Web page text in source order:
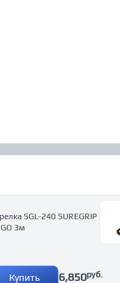
SGL-240 SUREGRIP
3м
Купить 6,850руб.